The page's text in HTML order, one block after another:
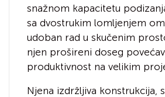
snažnom kapacitetu
sa dvostrukim lomljenjem
udoban rad u skučenim
njen prošireni doseg
produktivnost na velikim
Njena izdržljiva konstrukcija,